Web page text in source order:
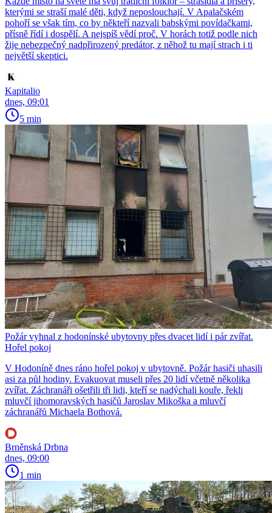
kterými se straší malé děti, když neposlouchají. V Apalačském
pohoří se však tím, co by někteří nazvali babskými povídačkami,
přísně řídí i dospělí. A nejspíš vědí proč. V horách totiž podle nich
žije nebezpečný nadpřirozený predátor, z něhož tu mají strach i ti
největší skeptici.
Kapitalio
dnes, 09:01
5 min
Požár vyhnal z hodonínské ubytovny přes dvacet lidí i pár zvířat.
Hořel pokoj
V Hodoníně dnes ráno hořel pokoj v ubytovně. Požár hasiči uhasili
asi za půl hodiny. Evakuovat museli přes 20 lidí včetně několika
zvířat. Záchranáři ošetřili tři lidi, kteří se nadýchali kouře, řekli
mluvčí jihomoravských hasičů Jaroslav Mikoška a mluvčí
záchranářů Michaela Bothová.
Brněnská Drbna
dnes, 09:00
1 min